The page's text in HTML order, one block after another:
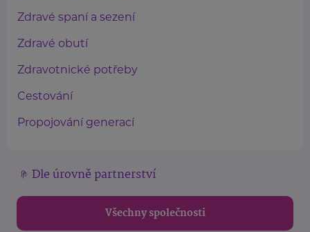
Zdravé spaní a sezení
Zdravé obutí
Zdravotnické potřeby
Cestování
Propojování generací
Dle úrovně partnerství
Všechny společnosti